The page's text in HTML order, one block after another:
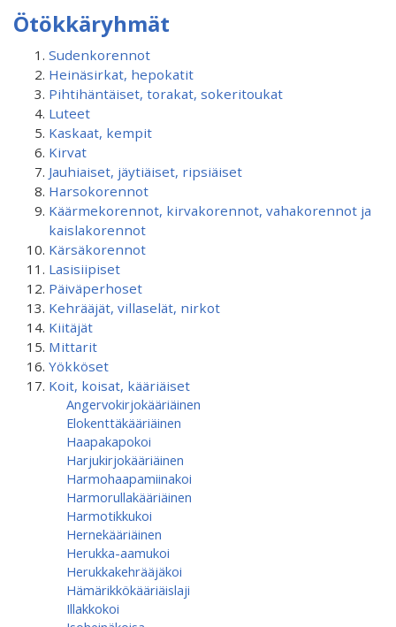
Ötökkäryhmät
Sudenkorennot
Heinäsirkat, hepokatit
Pihtihäntäiset, torakat, sokeritoukat
Luteet
Kaskaat, kempit
Kirvat
Jauhiaiset, jäytiäiset, ripsiäiset
Harsokorennot
Käärmekorennot, kirvakorennot, vahakorennot ja
kaislakorennot
Kärsäkorennot
Lasisiipiset
Päiväperhoset
Kehrääjät, villaselät, nirkot
Kiitäjät
Mittarit
Yökköset
Koit, koisat, kääriäiset
Angervokirjokääriäinen
Elokenttäkääriäinen
Haapakapokoi
Harjukirjokääriäinen
Harmohaapamiinakoi
Harmorullakääriäinen
Harmotikkukoi
Hernekääriäinen
Herukka-aamukoi
Herukkakehrääjäkoi
Hämärikkökääriäislaji
Illakkokoi